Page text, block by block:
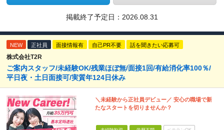
掲載終了予定日： 2026.08.31
NEW 正社員 面接情報有 自己PR不要 話を聞きたい応募可
株式会社T2R
ご案内スタッフ/未経験OK/残業ほぼ無/面接1回/有給消化率100％/
平日夜・土日面接可/実質年124日休み
＼未経験から正社員デビュー／ 安心の職場で新
たなスタートを切りませんか？